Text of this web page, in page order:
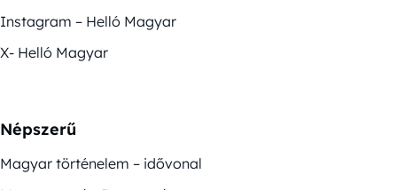
Instagram – Helló Magyar
X- Helló Magyar
Népszerű
Magyar történelem – idővonal